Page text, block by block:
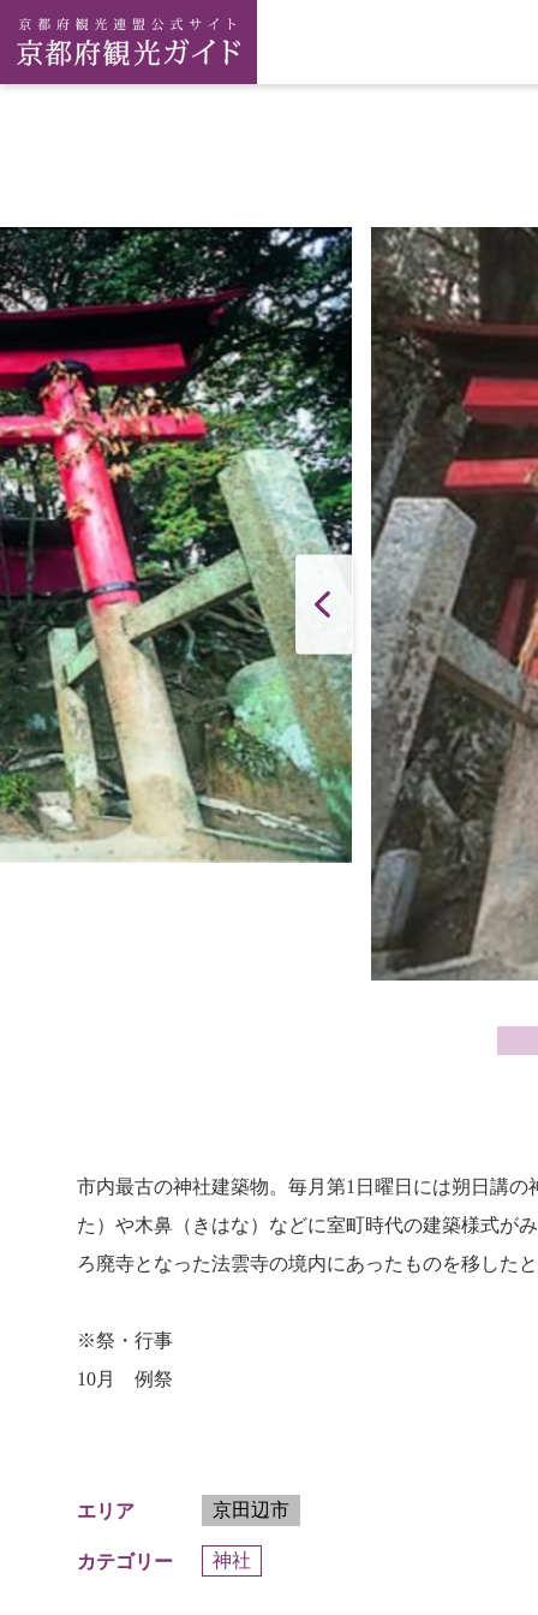
市内最古の神社建築物。毎月第1日曜日には朔日講
た）や木鼻（きはな）などに室町時代の建築様式が
ろ廃寺となった法雲寺の境内にあったものを移した
※祭・行事
10月 例祭
エリア 京田辺市
カテゴリー 神社